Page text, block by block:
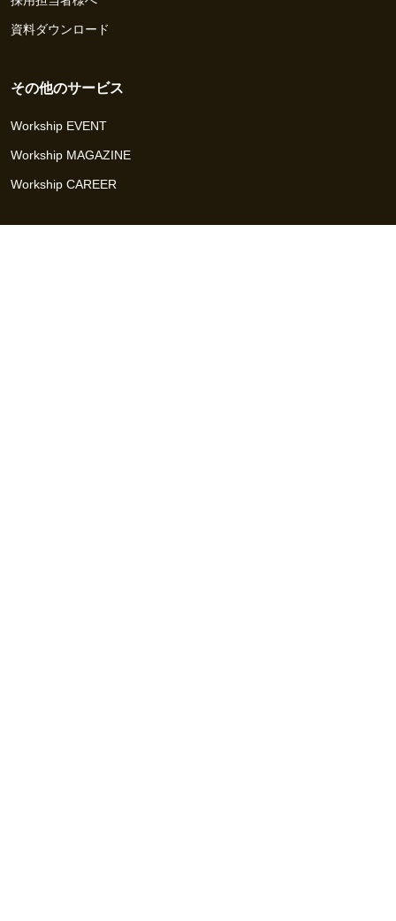
資料ダウンロード
その他のサービス
Workship EVENT
Workship MAGAZINE
Workship CAREER